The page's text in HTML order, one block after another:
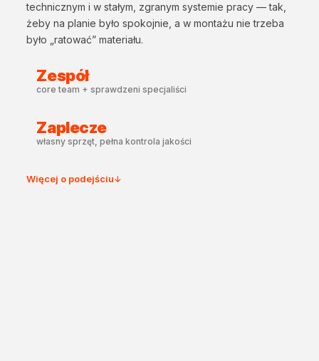
technicznym i w stałym, zgranym systemie pracy — tak,
żeby na planie było spokojnie, a w montażu nie trzeba
było „ratować” materiału.
Zespół
core team + sprawdzeni specjaliści
Zaplecze
własny sprzęt, pełna kontrola jakości
Więcej o podejściu↓